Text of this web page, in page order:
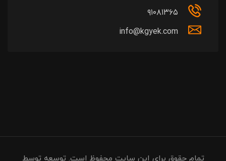
۹۱۰۸۱۳۶۵
info@kgyek.com
تمام حقوق برای این سایت محفوظ است. توسعه توسط